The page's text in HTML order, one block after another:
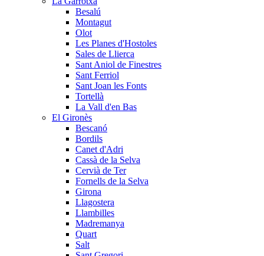
Besalú
Montagut
Olot
Les Planes d'Hostoles
Sales de Llierca
Sant Aniol de Finestres
Sant Ferriol
Sant Joan les Fonts
Tortellà
La Vall d'en Bas
El Gironès
Bescanó
Bordils
Canet d'Adri
Cassà de la Selva
Cervià de Ter
Fornells de la Selva
Girona
Llagostera
Llambilles
Madremanya
Quart
Salt